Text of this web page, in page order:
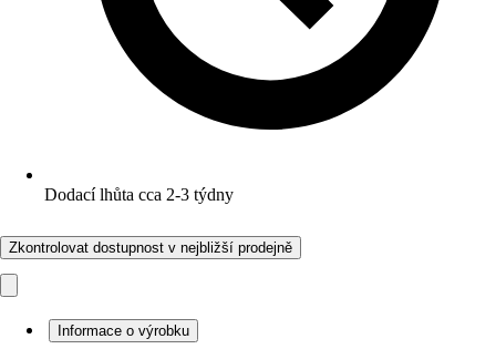
Dodací lhůta cca 2-3 týdny
Zkontrolovat dostupnost v nejbližší prodejně
Informace o výrobku